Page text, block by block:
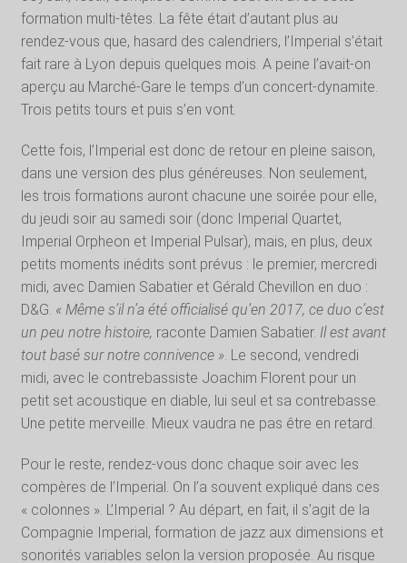
formation multi-têtes. La fête était d’autant plus au
rendez-vous que, hasard des calendriers, l’Imperial s’était
fait rare à Lyon depuis quelques mois. A peine l’avait-on
aperçu au Marché-Gare le temps d’un concert-dynamite.
Trois petits tours et puis s’en vont.
Cette fois, l’Imperial est donc de retour en pleine saison,
dans une version des plus généreuses. Non seulement,
les trois formations auront chacune une soirée pour elle,
du jeudi soir au samedi soir (donc Imperial Quartet,
Imperial Orpheon et Imperial Pulsar), mais, en plus, deux
petits moments inédits sont prévus : le premier, mercredi
midi, avec Damien Sabatier et Gérald Chevillon en duo :
D&G. « Même s’il n’a été officialisé qu’en 2017, ce duo c’est
un peu notre histoire, raconte Damien Sabatier. Il est avant
tout basé sur notre connivence » . Le second, vendredi
midi, avec le contrebassiste Joachim Florent pour un
petit set acoustique en diable, lui seul et sa contrebasse.
Une petite merveille. Mieux vaudra ne pas être en retard.
Pour le reste, rendez-vous donc chaque soir avec les
compères de l’Imperial. On l’a souvent expliqué dans ces
« colonnes ». L’Imperial ? Au départ, en fait, il s’agit de la
Compagnie Imperial, formation de jazz aux dimensions et
sonorités variables selon la version proposée. Au risque